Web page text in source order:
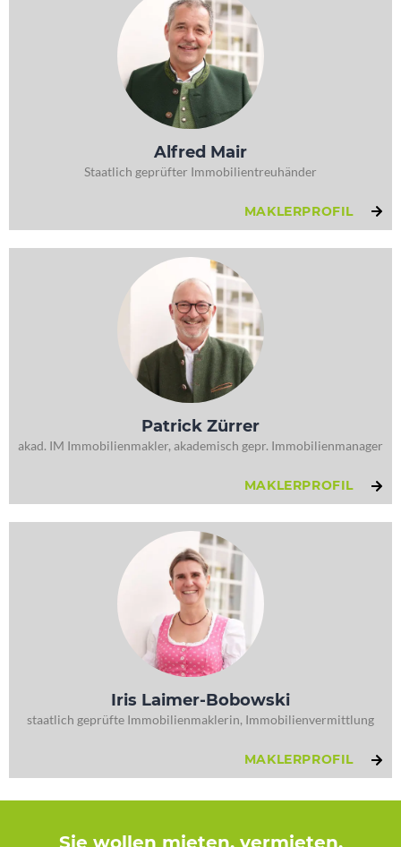
Alfred Mair
Staatlich geprüfter Immobilientreuhänder
MAKLERPROFIL
Patrick Zürrer
akad. IM Immobilienmakler, akademisch gepr. Immobilienmanager
MAKLERPROFIL
Iris Laimer-Bobowski
staatlich geprüfte Immobilienmaklerin, Immobilienvermittlung
MAKLERPROFIL